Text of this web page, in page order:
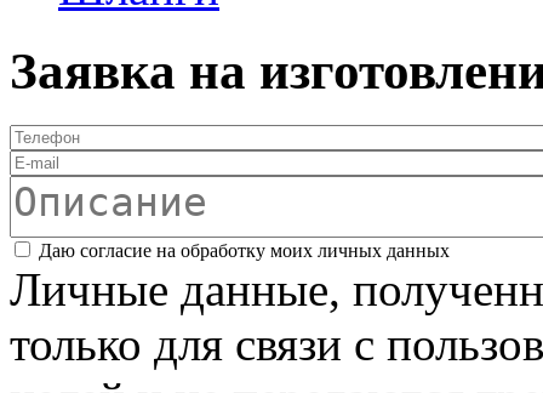
Заявка на
Телефон
E-mail
Описание
Соглашение*
Даю согласие на обработку моих личных данных
Личные данные,
только для связи с